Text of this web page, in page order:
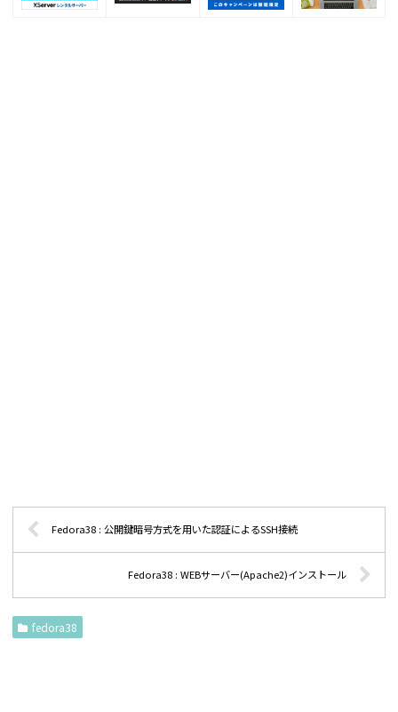
Fedora38 : 公開鍵暗号方式を用いた認証によるSSH接続
Fedora38 : WEBサーバー(Apache2)インストール
fedora38